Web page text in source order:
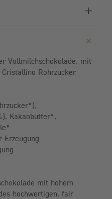
Vollmilchschokolade, mit
Rohrzucker
Kakaobutter*,
mit hohem
hochwertigen, fair